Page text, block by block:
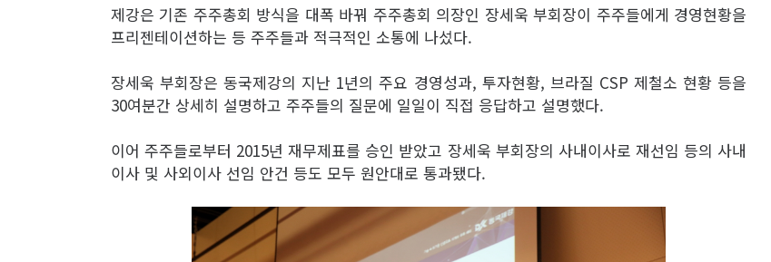
제강은 기존 주주총회 방식을 대폭 바꿔 주주총회 의장인 장세욱 부회장이 주주들에게 경영현황을
프리젠테이션하는 등 주주들과 적극적인 소통에 나섰다.
장세욱 부회장은 동국제강의 지난 1년의 주요 경영성과, 투자현황, 브라질 CSP 제철소 현황 등을
30여분간 상세히 설명하고 주주들의 질문에 일일이 직접 응답하고 설명했다.
이어 주주들로부터 2015년 재무제표를 승인 받았고 장세욱 부회장의 사내이사로 재선임 등의 사내
이사 및 사외이사 선임 안건 등도 모두 원안대로 통과됐다.